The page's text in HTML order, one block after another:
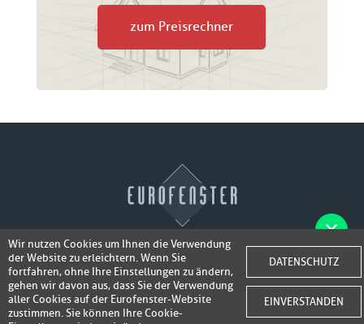
Wir nutzen Cookies um Ihnen die Verwendung
der Website zu erleichtern. Wenn Sie
fortfahren, ohne Ihre Einstellungen zu ändern,
gehen wir davon aus, dass Sie der Verwendung
aller Cookies auf der Eurofenster-Website
zustimmen. Sie können Ihre Cookie-
DATENSCHUTZ
EINVERSTANDEN
Fotos der Fenster/Elemente per WhatsApp
senden und ein Super-Angebotinkl. 50,-
bis 100,- EURGutschrift erhalten!
zum Preisrechner
© 2026 Eurofenster
Webdesign byWebidea Advance